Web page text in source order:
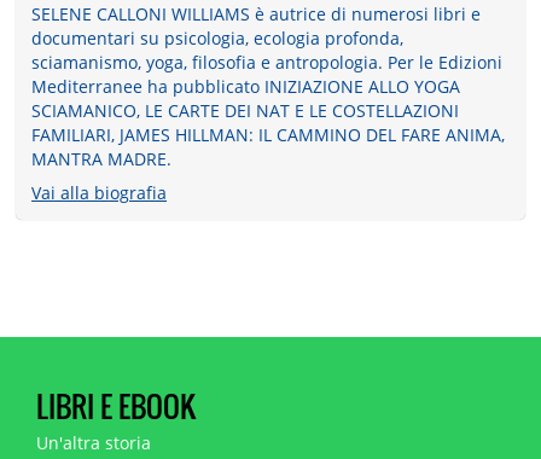
SELENE CALLONI WILLIAMS è autrice di numerosi libri e
documentari su psicologia, ecologia profonda,
sciamanismo, yoga, filosofia e antropologia. Per le Edizioni
Mediterranee ha pubblicato INIZIAZIONE ALLO YOGA
SCIAMANICO, LE CARTE DEI NAT E LE COSTELLAZIONI
FAMILIARI, JAMES HILLMAN: IL CAMMINO DEL FARE ANIMA,
MANTRA MADRE.
Vai alla biografia
LIBRI E EBOOK
Un'altra storia